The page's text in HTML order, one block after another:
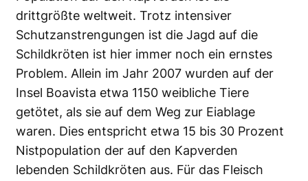
drittgrößte weltweit. Trotz intensiver
Schutzanstrengungen ist die Jagd auf die
Schildkröten ist hier immer noch ein ernstes
Problem. Allein im Jahr 2007 wurden auf der
Insel Boavista etwa 1150 weibliche Tiere
getötet, als sie auf dem Weg zur Eiablage
waren. Dies entspricht etwa 15 bis 30 Prozent
Nistpopulation der auf den Kapverden
lebenden Schildkröten aus. Für das Fleisch